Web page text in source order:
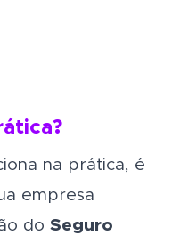
na prática, é
empresa
do Seguro